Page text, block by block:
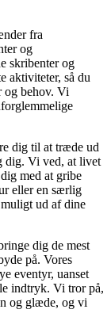
fra
og
skribenter og
aktiviteter, så du
og behov. Vi
dig til at træde ud
dig. Vi ved, at livet
med at gribe
eller en særlig
ud af dine
dig de mest
på. Vores
eventyr, uanset
indtryk. Vi tror på,
og glæde, og vi